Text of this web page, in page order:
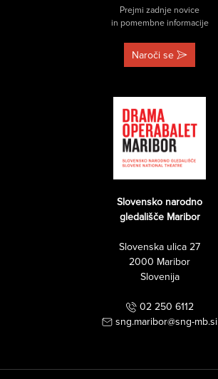
Prejmi zadnje novice
in pomembne informacije
Naroči se
Slovensko narodno
gledališče Maribor
Slovenska ulica 27
2000 Maribor
Slovenija
02 250 6112
sng.maribor@sng-mb.si